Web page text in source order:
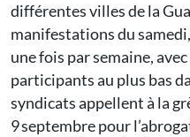
différentes villes de la
manifestations du
une fois par semaine,
participants au plus bas
syndicats appellent à la
9 septembre pour